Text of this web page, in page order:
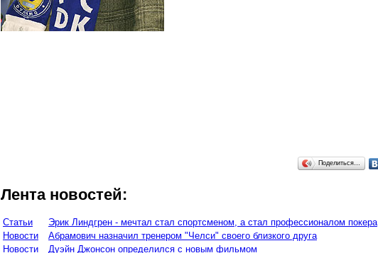
Поделиться…
Лента новостей:
Статьи
Эрик Линдгрен - мечтал стал спортсменом, а стал профессионалом покера
Новости
Абрамович назначил тренером "Челси" своего близкого друга
Новости
Дуэйн Джонсон определился с новым фильмом